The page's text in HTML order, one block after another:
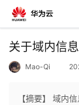
返
关于域内信
Mao-Qi
【摘要】 域内